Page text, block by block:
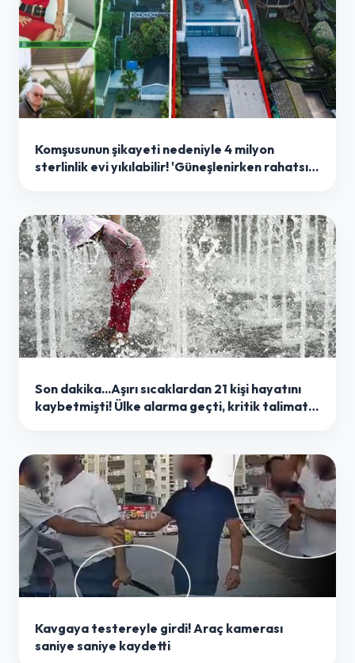
Komşusunun şikayeti nedeniyle 4 milyon
sterlinlik evi yıkılabilir! 'Güneşlenirken rahatsız
Son dakika...Aşırı sıcaklardan 21 kişi hayatını
kaybetmişti! Ülke alarma geçti, kritik talimat
Kavgaya testereyle girdi! Araç kamerası
saniye saniye kaydetti